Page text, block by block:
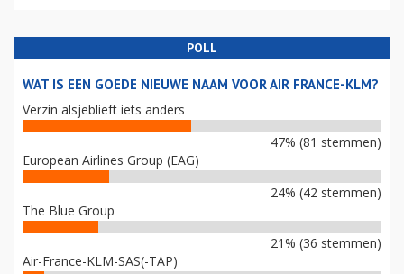
POLL
WAT IS EEN GOEDE NIEUWE NAAM VOOR AIR FRANCE-KLM?
Verzin alsjeblieft iets anders
47% (81 stemmen)
European Airlines Group (EAG)
24% (42 stemmen)
The Blue Group
21% (36 stemmen)
Air-France-KLM-SAS(-TAP)